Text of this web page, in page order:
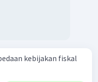
kebijakan fiskal